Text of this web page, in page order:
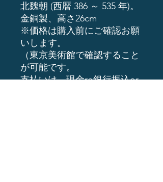
北魏朝 (西暦 386 ～ 535 年)。
金銅製、高さ26cm
※価格は購入前にご確認お願
いします。
（東京美術館で確認すること
が可能です。
支払いは、現金ro銀行振込or